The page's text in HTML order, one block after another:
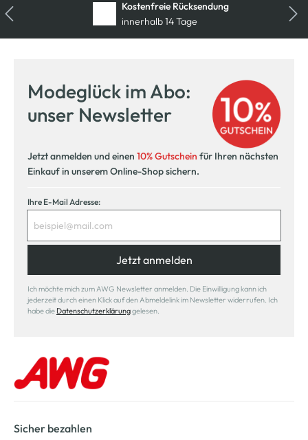
Kostenfreie Rücksendung
innerhalb 14 Tage
Modeglück im Abo:
unser Newsletter
Jetzt anmelden und einen 10% Gutschein für Ihren nächsten
Einkauf in unserem Online-Shop sichern.
Ihre E-Mail Adresse:
Jetzt anmelden
Ich möchte mich zum AWG Newsletter anmelden. Die Einwilligung kann ich
jederzeit durch einen Klick auf den Abmeldelink im Newsletter widerrufen. Ich
habe die Datenschutzerklärunggelesen.
Sicher bezahlen